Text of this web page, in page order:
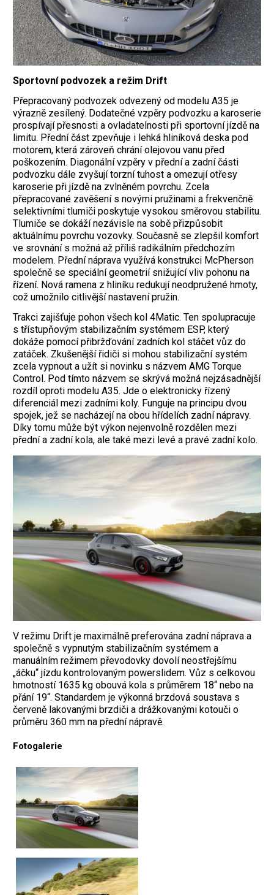
Sportovní podvozek a režim Drift
Přepracovaný podvozek odvezený od modelu A35 je
výrazně zesílený. Dodatečné vzpěry podvozku a karoserie
prospívají přesnosti a ovladatelnosti při sportovní jízdě na
limitu. Přední část zpevňuje i lehká hliníková deska pod
motorem, která zároveň chrání olejovou vanu před
poškozením. Diagonální vzpěry v přední a zadní části
podvozku dále zvyšují torzní tuhost a omezují otřesy
karoserie při jízdě na zvlněném povrchu. Zcela
přepracované zavěšení s novými pružinami a frekvenčně
selektivními tlumiči poskytuje vysokou směrovou stabilitu.
Tlumiče se dokáží nezávisle na sobě přizpůsobit
aktuálnímu povrchu vozovky. Současně se zlepšil komfort
ve srovnání s možná až příliš radikálním předchozím
modelem. Přední náprava využívá konstrukci McPherson
společně se speciální geometrií snižující vliv pohonu na
řízení. Nová ramena z hliníku redukují neodpružené hmoty,
což umožnilo citlivější nastavení pružin.
Trakci zajišťuje pohon všech kol 4Matic. Ten spolupracuje
s třístupňovým stabilizačním systémem ESP, který
dokáže pomocí přibržďování zadních kol stáčet vůz do
zatáček. Zkušenější řidiči si mohou stabilizační systém
zcela vypnout a užít si novinku s názvem AMG Torque
Control. Pod tímto názvem se skrývá možná nejzásadnější
rozdíl oproti modelu A35. Jde o elektronicky řízený
diferenciál mezi zadními koly. Funguje na principu dvou
spojek, jež se nacházejí na obou hřídelích zadní nápravy.
Díky tomu může být výkon nejenvolně rozdělen mezi
přední a zadní kola, ale také mezi levé a pravé zadní kolo.
V režimu Drift je maximálně preferována zadní náprava a
společně s vypnutým stabilizačním systémem a
manuálním režimem převodovky dovolí neostřejšímu
„áčku“ jízdu kontrolovaným powerslidem. Vůz s celkovou
hmotností 1635 kg obouvá kola s průměrem 18“ nebo na
přání 19“. Standardem je výkonná brzdová soustava s
červeně lakovanými brzdiči a drážkovanými kotouči o
průměru 360 mm na přední nápravě.
Fotogalerie